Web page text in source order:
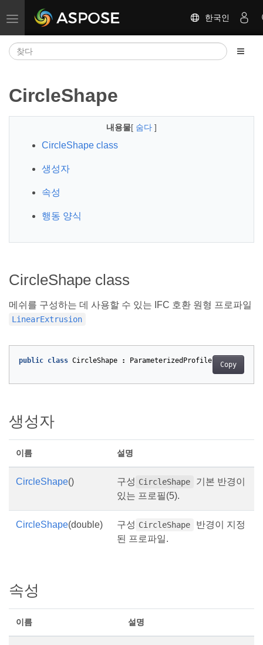
탐색 전환 한국인
CircleShape
내용물[ 숨다 ]
CircleShape class
생성자
속성
행동 양식
CircleShape class
메쉬를 구성하는 데 사용할 수 있는 IFC 호환 원형 프로파일
LinearExtrusion
Copy
public class CircleShape : ParameterizedProfile
생성자
이름 설명
CircleShape() 구성 CircleShape
기본 반경이
있는 프로필(5).
CircleShape(double) 구성 CircleShape
반경이 지정
된 프로파일.
속성
이름 설명